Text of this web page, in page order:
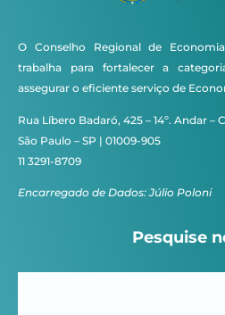
O Conselho Regional de
trabalha para fortalecer a
assegurar o eficiente serviço de
Rua Líbero Badaró, 425 – 14º. Andar –
São Paulo – SP | 01009-905
11 3291-8709
Encarregado de Dados: Júlio Poloni
Pesquise